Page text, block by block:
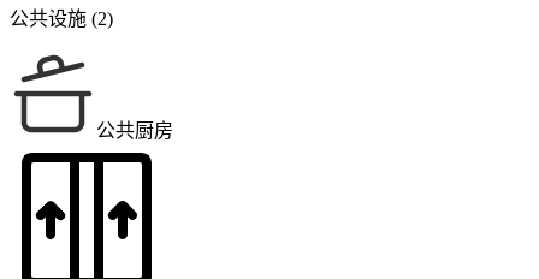
公共设施 (2)
公共厨房